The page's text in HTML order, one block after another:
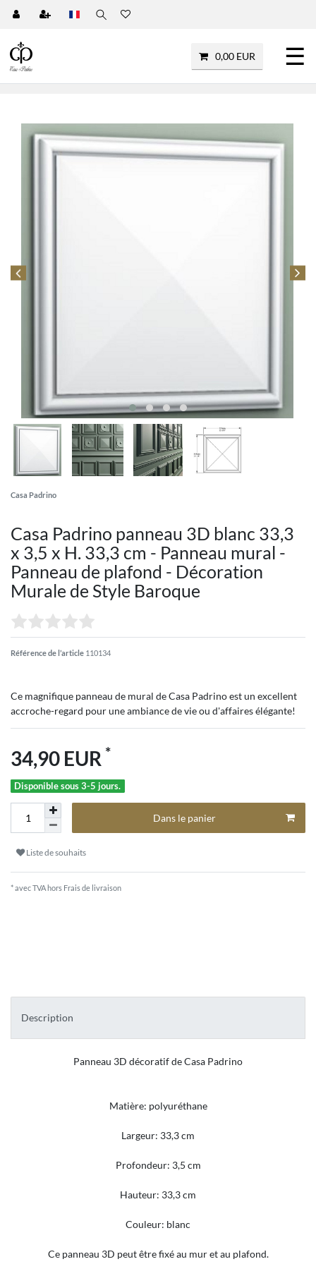
0,00 EUR ☰
Casa Padrino
Casa Padrino panneau 3D blanc 33,3
x 3,5 x H. 33,3 cm - Panneau mural -
Panneau de plafond - Décoration
Murale de Style Baroque
Référence de l’article 110134
Ce magnifique panneau de mural de Casa Padrino est un excellent
accroche-regard pour une ambiance de vie ou d'affaires élégante!
34,90 EUR *
Disponible sous 3-5 jours.
Dans le panier
Liste de souhaits
* avec TVA hors Frais de livraison
Description
Panneau 3D décoratif de Casa Padrino
Matière: polyuréthane
Largeur: 33,3 cm
Profondeur: 3,5 cm
Hauteur: 33,3 cm
Couleur: blanc
Ce panneau 3D peut être fixé au mur et au plafond.